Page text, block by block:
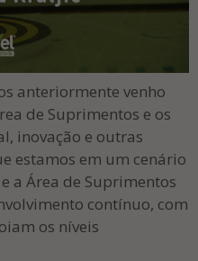
anteriormente venho
de Suprimentos e os
inovação e outras
estamos em um cenário
a Área de Suprimentos
contínuo, com
os níveis